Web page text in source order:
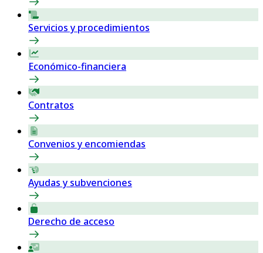
Servicios y procedimientos
Económico-financiera
Contratos
Convenios y encomiendas
Ayudas y subvenciones
Derecho de acceso